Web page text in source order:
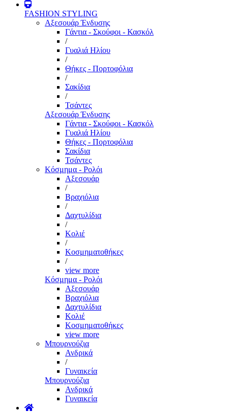
FASHION STYLING
Αξεσουάρ Ένδυσης
Γάντια - Σκούφοι - Κασκόλ
/
Γυαλιά Ηλίου
/
Θήκες - Πορτοφόλια
/
Σακίδια
/
Τσάντες
Αξεσουάρ Ένδυσης
Γάντια - Σκούφοι - Κασκόλ
Γυαλιά Ηλίου
Θήκες - Πορτοφόλια
Σακίδια
Τσάντες
Κόσμημα - Ρολόι
Αξεσουάρ
/
Βραχιόλια
/
Δαχτυλίδια
/
Κολιέ
/
Κοσμηματοθήκες
/
view more
Κόσμημα - Ρολόι
Αξεσουάρ
Βραχιόλια
Δαχτυλίδια
Κολιέ
Κοσμηματοθήκες
view more
Μπουρνούζια
Ανδρικά
/
Γυναικεία
Μπουρνούζια
Ανδρικά
Γυναικεία